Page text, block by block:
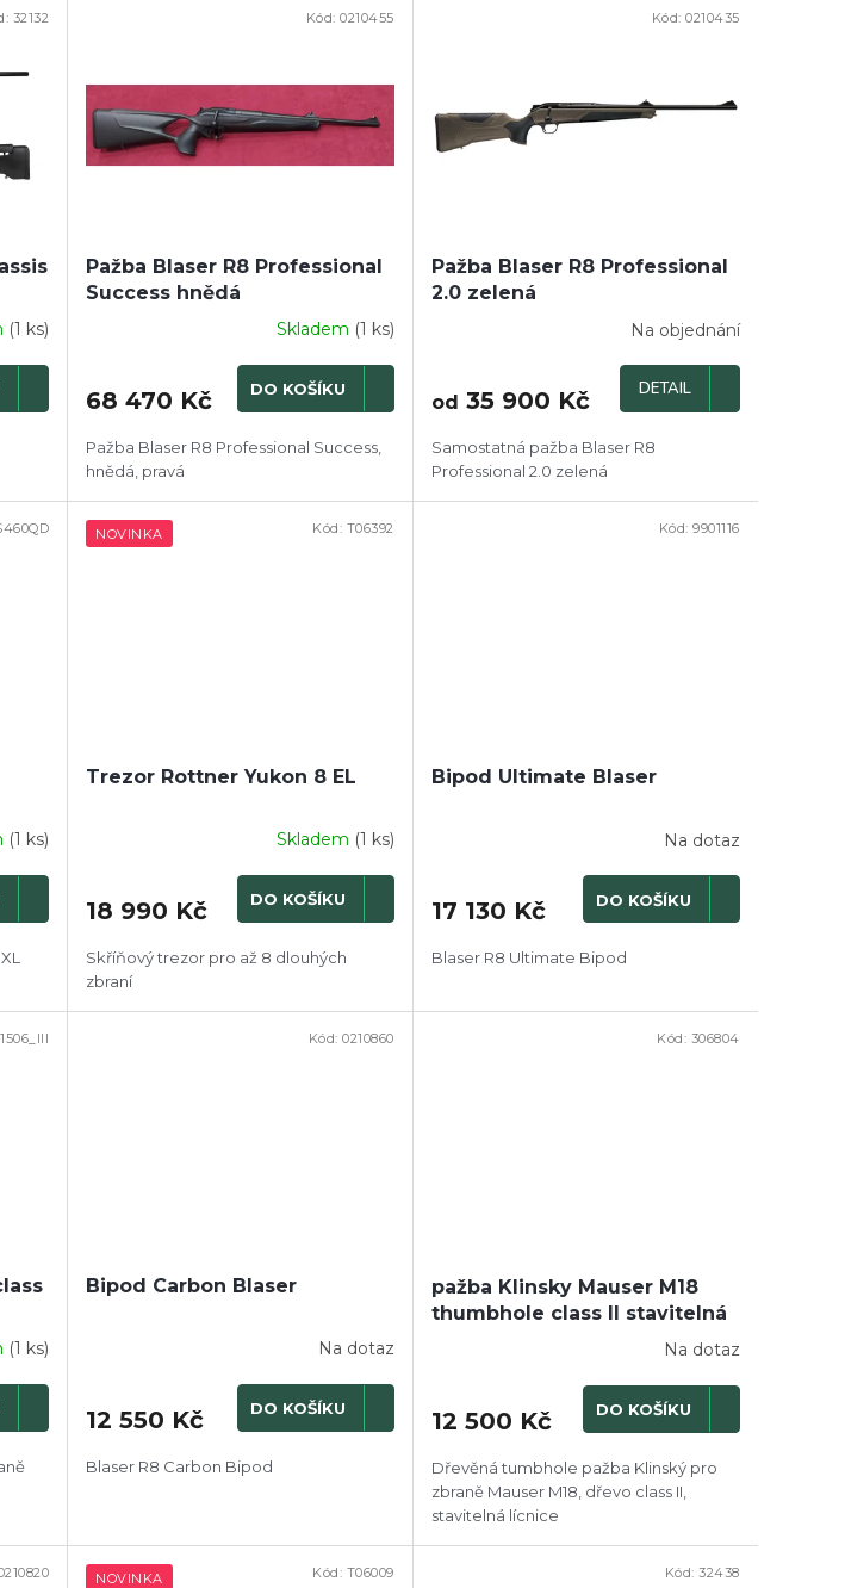
(1 ks)
32132
Pažba Blaser R8 Professional
Success hnědá
Skladem (1 ks)
68 470 Kč DO KOŠÍKU
Pažba Blaser R8 Professional Success,
hnědá, pravá
Kód:0210455
Pažba Blaser R8 Professional
2.0 zelená
Na objednání
od 35 900 Kč DETAIL
Samostatná pažba Blaser R8
Professional 2.0 zelená
Kód:0210435
(1 ks)
NOVINKA
Trezor Rottner Yukon 8 EL
Skladem (1 ks)
18 990 Kč DO KOŠÍKU
Skříňový trezor pro až 8 dlouhých
zbraní
Kód: T06392
Bipod Ultimate Blaser
Na dotaz
17 130 Kč DO KOŠÍKU
Blaser R8 Ultimate Bipod
Kód:9901116
(1 ks)
Bipod Carbon Blaser
Na dotaz
12 550 Kč DO KOŠÍKU
Blaser R8 Carbon Bipod
Kód:0210860
pažba Klinsky Mauser M18
thumbhole class II stavitelná
Na dotaz
12 500 Kč DO KOŠÍKU
Dřevěná tumbhole pažba Klinský pro
zbraně Mauser M18, dřevo class II,
stavitelná lícnice
Kód: 306804
NOVINKA Kód: T06009 Kód:32438